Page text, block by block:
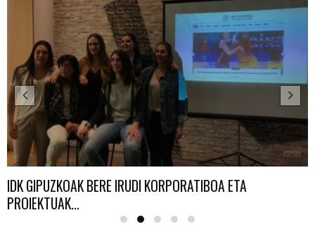
IDK GIPUZKOAK BERE IRUDI KORPORATIBOA ETA
PROIEKTUAK...